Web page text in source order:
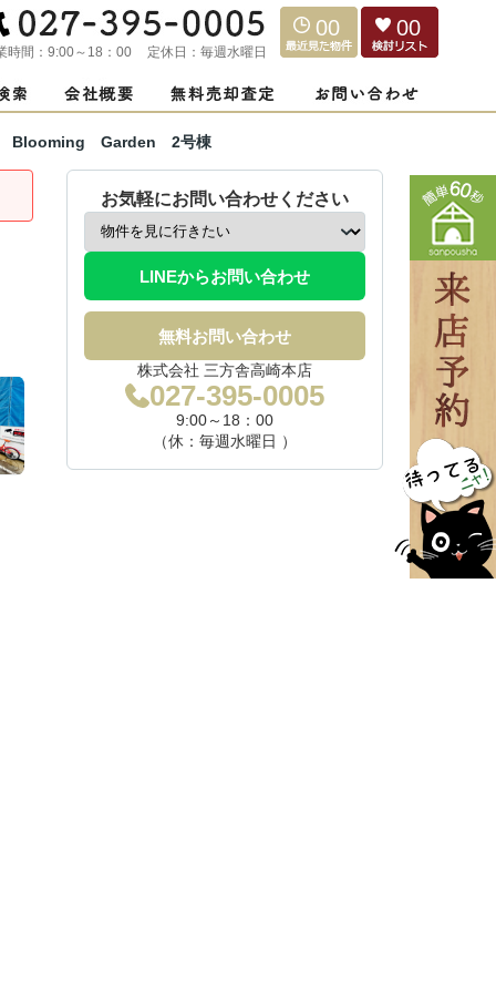
時間： 9:00～18：00 定休日： 毎週水曜日
00 00
Blooming Garden 2号棟
お気軽にお問い合わせください
LINEからお問い合わせ
無料お問い合わせ
株式会社 三方舎高崎本店
027-395-0005
9:00～18：00
（休：毎週水曜日 ）